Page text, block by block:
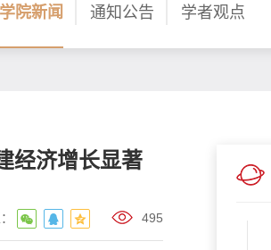
学院新闻 通知公告 学者观点
经济增长显著
495